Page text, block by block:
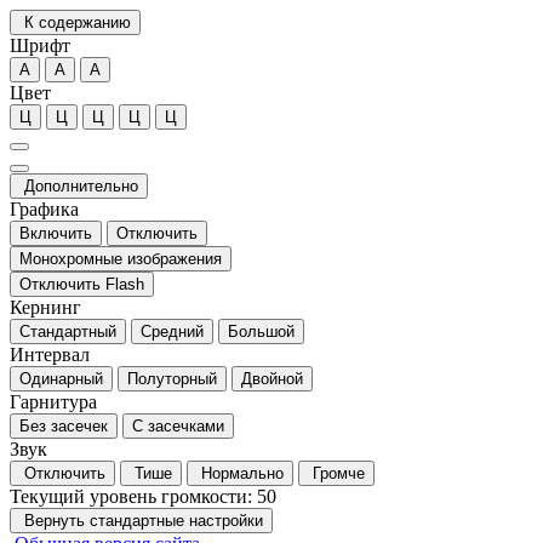
К содержанию
Шрифт
А А А
Цвет
Ц Ц Ц Ц Ц
Дополнительно
Графика
Включить
Отключить
Монохромные изображения
Отключить Flash
Кернинг
Стандартный Средний Большой
Интервал
Одинарный Полуторный Двойной
Гарнитура
Без засечек С засечками
Звук
Отключить Тише Нормально Громче
Текущий уровень громкости: 50
Вернуть стандартные настройки